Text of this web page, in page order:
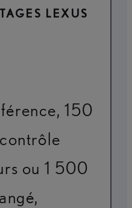
LEXUS
150
ou 1 500